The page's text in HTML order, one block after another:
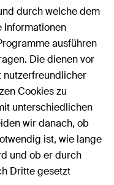
durch welche dem
Informationen
ausführen
Die dienen vor
nutzerfreundlicher
Cookies zu
unterschiedlichen
wir danach, ob
ist, wie lange
und ob er durch
Dritte gesetzt